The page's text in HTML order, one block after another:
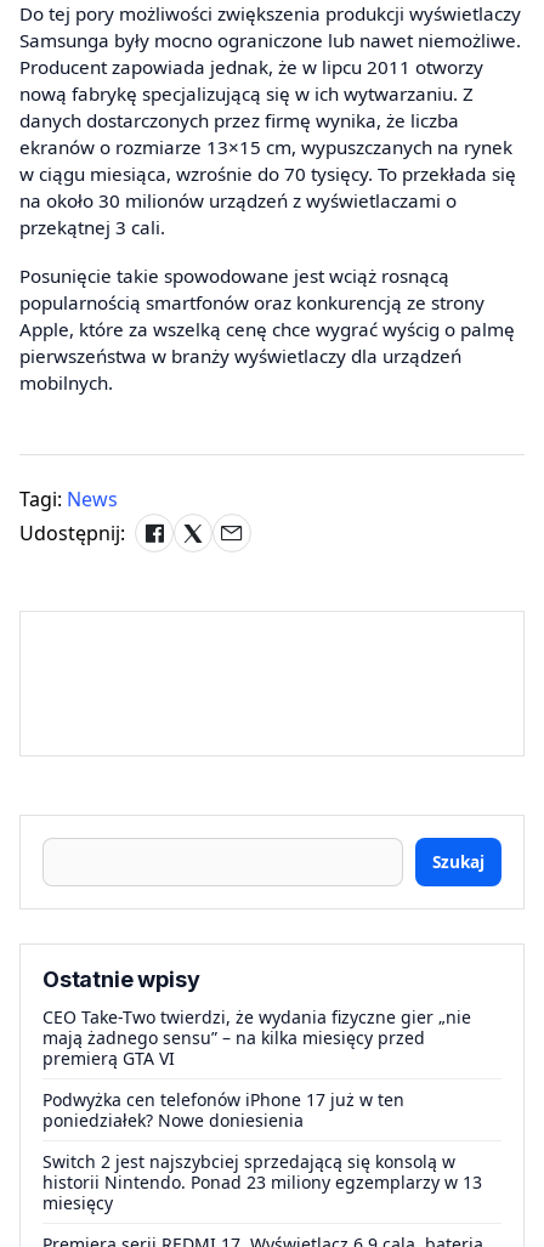
Do tej pory możliwości zwiększenia produkcji wyświetlaczy
Samsunga były mocno ograniczone lub nawet niemożliwe.
Producent zapowiada jednak, że w lipcu 2011 otworzy
nową fabrykę specjalizującą się w ich wytwarzaniu. Z
danych dostarczonych przez firmę wynika, że liczba
ekranów o rozmiarze 13×15 cm, wypuszczanych na rynek
w ciągu miesiąca, wzrośnie do 70 tysięcy. To przekłada się
na około 30 milionów urządzeń z wyświetlaczami o
przekątnej 3 cali.
Posunięcie takie spowodowane jest wciąż rosnącą
popularnością smartfonów oraz konkurencją ze strony
Apple, które za wszelką cenę chce wygrać wyścig o palmę
pierwszeństwa w branży wyświetlaczy dla urządzeń
mobilnych.
Tagi: News
Udostępnij:
Szukaj
Ostatnie wpisy
CEO Take-Two twierdzi, że wydania fizyczne gier „nie
mają żadnego sensu” – na kilka miesięcy przed
premierą GTA VI
Podwyżka cen telefonów iPhone 17 już w ten
poniedziałek? Nowe doniesienia
Switch 2 jest najszybciej sprzedającą się konsolą w
historii Nintendo. Ponad 23 miliony egzemplarzy w 13
miesięcy